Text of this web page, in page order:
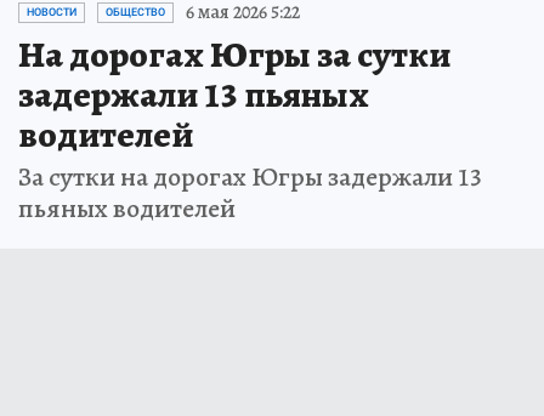
НОВОСТИ ОБЩЕСТВО 6 мая 2026 5:22
На дорогах Югры за сутки
задержали 13 пьяных
водителей
За сутки на дорогах Югры задержали 13
пьяных водителей